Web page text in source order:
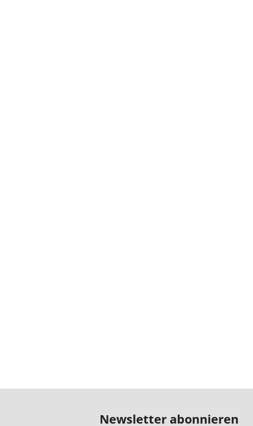
Newsletter abonnieren